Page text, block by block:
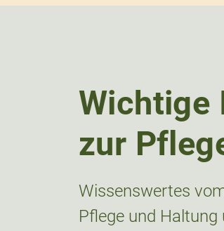
Wichtige
zur
Wissenswertes
Pflege und Haltung